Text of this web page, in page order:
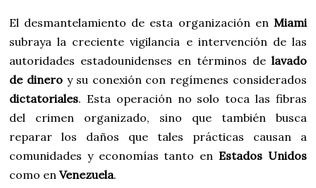
El desmantelamiento de esta organización en Miami
subraya la creciente vigilancia e intervención de las
autoridades estadounidenses en términos de lavado
de dinero y su conexión con regímenes considerados
dictatoriales. Esta operación no solo toca las fibras
del crimen organizado, sino que también busca
reparar los daños que tales prácticas causan a
comunidades y economías tanto en Estados Unidos
como enVenezuela.